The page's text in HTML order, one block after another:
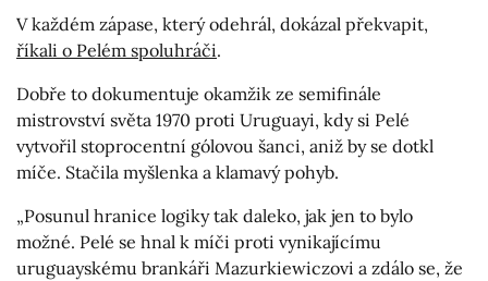
V každém zápase, který odehrál, dokázal překvapit,
říkali o Pelém spoluhráči.
Dobře to dokumentuje okamžik ze semifinále
mistrovství světa 1970 proti Uruguayi, kdy si Pelé
vytvořil stoprocentní gólovou šanci, aniž by se dotkl
míče. Stačila myšlenka a klamavý pohyb.
„Posunul hranice logiky tak daleko, jak jen to bylo
možné. Pelé se hnal k míči proti vynikajícímu
uruguayskému brankáři Mazurkiewiczovi a zdálo se, že